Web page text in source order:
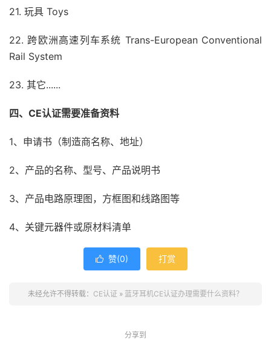
21. 玩具 Toys
22. 跨欧洲高速列车系统 Trans-European Conventional
Rail System
23. 其它......
四、CE认证需要准备资料
1、申请书（制造商名称、地址）
2、产品的名称、型号、产品说明书
3、产品电路原理图，方框图和线路图等
4、关键元器件或原材料清单
 赞(0) 打赏
未经允许不得转载： CE认证 » 蓝牙耳机CE认证办理需要什么资料？
分享到